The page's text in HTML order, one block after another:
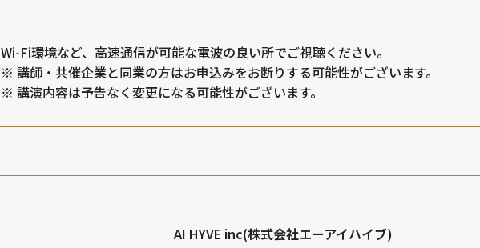
Wi-Fi環境など、高速通信が可能な電波の良い所でご視聴ください。
※ 講師・共催企業と同業の方はお申込みをお断りする可能性がございます。
※ 講演内容は予告なく変更になる可能性がございます。
AI HYVE inc(株式会社エーアイハイブ)